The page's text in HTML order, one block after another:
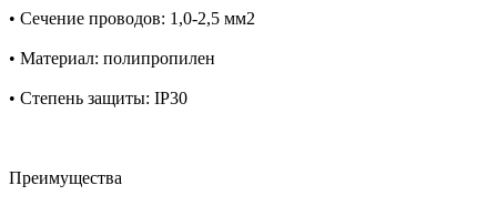
• Сечение проводов: 1,0-2,5 мм2
• Материал: полипропилен
• Степень защиты: IP30
Преимущества